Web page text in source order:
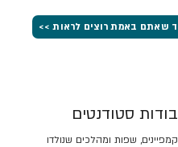
שאתם באמת רוצים לראות >>
קמפיינים, שפות ומהלכים שנולדו
סטודנטים